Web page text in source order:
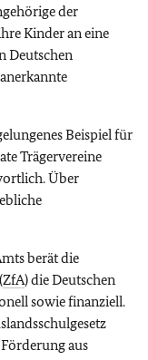
der
Kinder an eine
Deutschen
Beispiel für
Trägervereine
Über
berät die
ZfA) die Deutschen
sowie finanziell.
aus